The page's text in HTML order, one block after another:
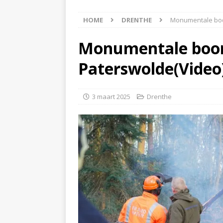
[ 4 augustus 2026 ]
Hoogeveen(Video)
NIEUWS
[ 6 augustus 2026 ]
HOME DRENTHE Monumentale
Monumentale
3 maart 2025 Drenthe